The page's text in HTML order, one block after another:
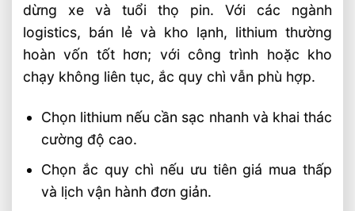
dừng xe và tuổi thọ pin. Với các ngành
logistics, bán lẻ và kho lạnh, lithium thường
hoàn vốn tốt hơn; với công trình hoặc kho
chạy không liên tục, ắc quy chì vẫn phù hợp.
Chọn lithium nếu cần sạc nhanh và khai thác
cường độ cao.
Chọn ắc quy chì nếu ưu tiên giá mua thấp
và lịch vận hành đơn giản.